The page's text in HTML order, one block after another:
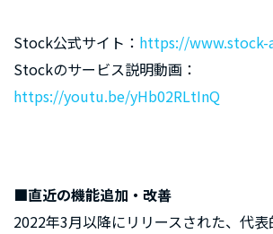
Stock公式サイト： https://
Stockのサービス説明動画：
https://youtu.be/yHb02RLtInQ
■直近の機能追加・改善
2022年3月以降にリリースされた、代